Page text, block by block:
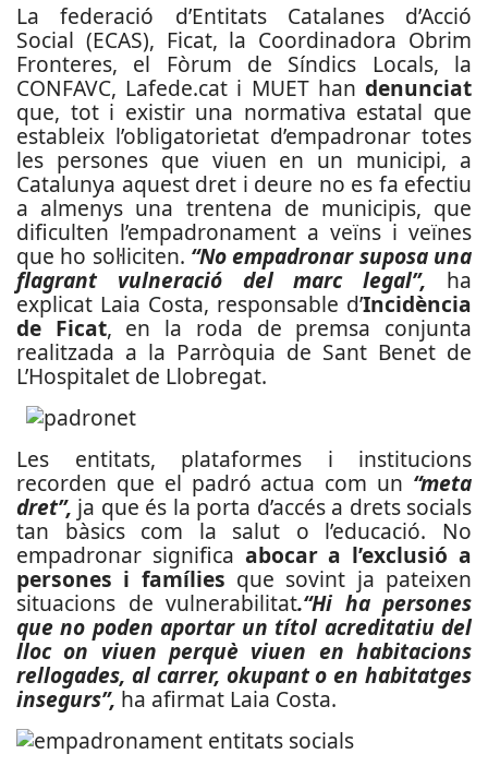
La federació d’Entitats Catalanes d’Acció
Social (ECAS), Ficat, la Coordinadora Obrim
Fronteres, el Fòrum de Síndics Locals, la
CONFAVC, Lafede.cat i MUET han denunciat
que, tot i existir una normativa estatal que
estableix l’obligatorietat d’empadronar totes
les persones que viuen en un municipi, a
Catalunya aquest dret i deure no es fa efectiu
a almenys una trentena de municipis, que
dificulten l’empadronament a veïns i veïnes
que ho sol·liciten. “No empadronar suposa una
flagrant vulneració del marc legal”, ha
explicat Laia Costa, responsable d’Incidència
de Ficat, en la roda de premsa conjunta
realitzada a la Parròquia de Sant Benet de
L’Hospitalet de Llobregat.
Les entitats, plataformes i institucions
recorden que el padró actua com un “meta
dret”, ja que és la porta d’accés a drets socials
tan bàsics com la salut o l’educació. No
empadronar significa abocar a l’exclusió a
persones i famílies que sovint ja pateixen
situacions de vulnerabilitat.“Hi ha persones
que no poden aportar un títol acreditatiu del
lloc on viuen perquè viuen en habitacions
rellogades, al carrer, okupant o en habitatges
insegurs”, ha afirmat Laia Costa.